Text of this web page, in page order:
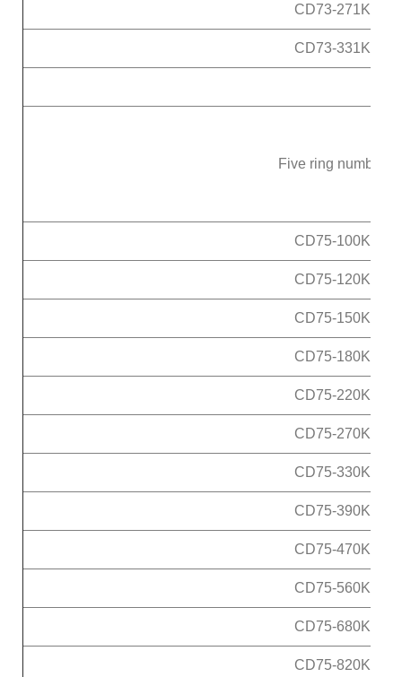
CD73-271K
CD73-331K
Five ring number
CD75-100K
CD75-120K
CD75-150K
CD75-180K
CD75-220K
CD75-270K
CD75-330K
CD75-390K
CD75-470K
CD75-560K
CD75-680K
CD75-820K